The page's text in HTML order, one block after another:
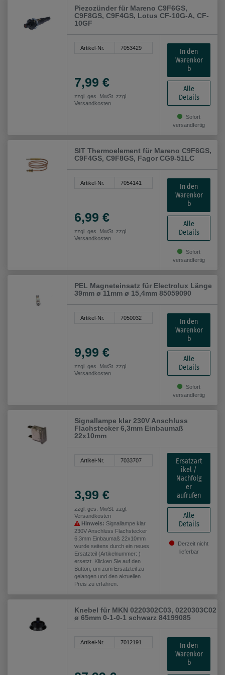
Piezozünder für Mareno C9F6GS,
C9F8GS, C9F4GS, Lotus CF-10G-A, CF-
10GF
Artikel-Nr. 7053429
7,99 €
zzgl. ges. MwSt. zzgl.
Versandkosten
In den
Warenkor
b
Alle
Details
Sofort
versandfertig
SIT Thermoelement für Mareno C9F6GS,
C9F4GS, C9F8GS, Fagor CG9-51LC
Artikel-Nr. 7054141
6,99 €
zzgl. ges. MwSt. zzgl.
Versandkosten
In den
Warenkor
b
Alle
Details
Sofort
versandfertig
PEL Magneteinsatz für Electrolux Länge
39mm ø 11mm ø 15,4mm 85059090
Artikel-Nr. 7050032
9,99 €
zzgl. ges. MwSt. zzgl.
Versandkosten
In den
Warenkor
b
Alle
Details
Sofort
versandfertig
Signallampe klar 230V Anschluss
Flachstecker 6,3mm Einbaumaß
22x10mm
Artikel-Nr. 7033707
3,99 €
zzgl. ges. MwSt. zzgl.
Versandkosten
Hinweis: Signallampe klar
230V Anschluss Flachstecker
6,3mm Einbaumaß 22x10mm
wurde seitens durch ein neues
Ersatzteil (Artikelnummer: )
ersetzt. Klicken Sie auf den
Button, um zum Ersatzteil zu
gelangen und den aktuellen
Preis zu erfahren.
Ersatzart
ikel /
Nachfolg
er
aufrufen
Alle
Details
Derzeit nicht
lieferbar
Knebel für MKN 0220302C03, 0220303C02
ø 65mm 0-1-0-1 schwarz 84199085
Artikel-Nr. 7012191
In den
Warenkor
b